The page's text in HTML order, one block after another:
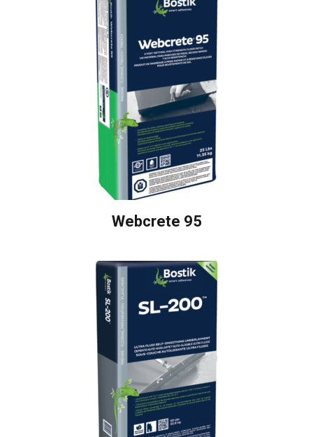
Webcrete 95